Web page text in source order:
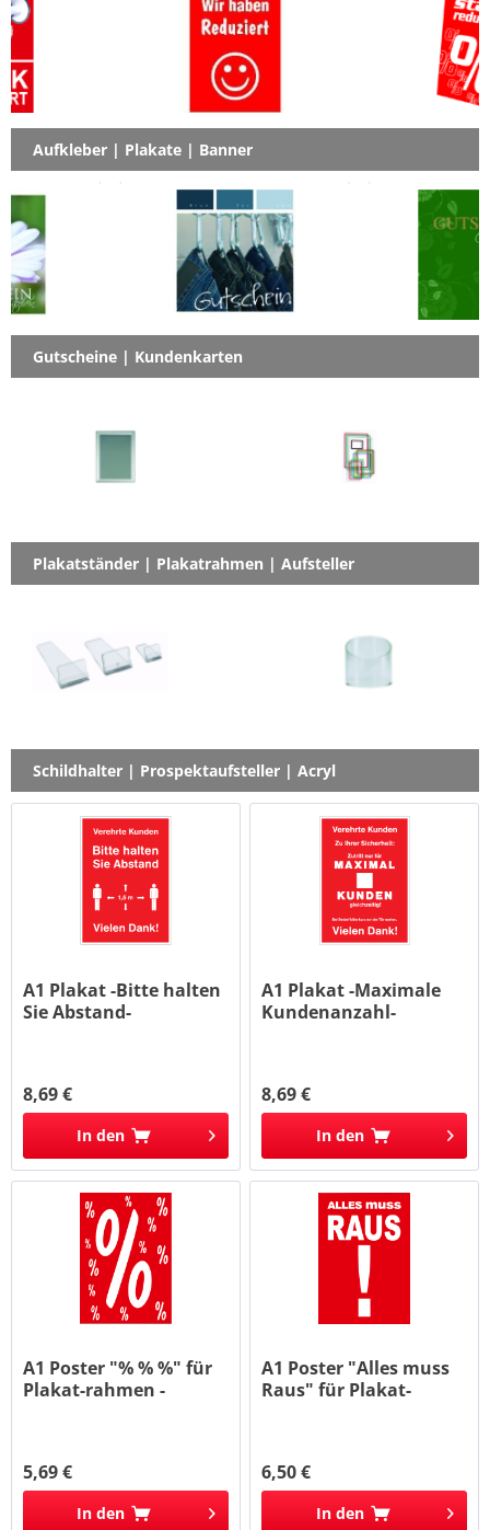
Aufkleber | Plakate | Banner
Gutscheine | Kundenkarten
Plakatständer | Plakatrahmen | Aufsteller
Schildhalter | Prospektaufsteller | Acryl
A1 Plakat -Bitte halten
Sie Abstand-
8,69 €
In den
A1 Plakat -Maximale
Kundenanzahl-
8,69 €
In den
A1 Poster "% % %" für
Plakat-rahmen -
5,69 €
In den
A1 Poster "Alles muss
Raus" für Plakat-
6,50 €
In den